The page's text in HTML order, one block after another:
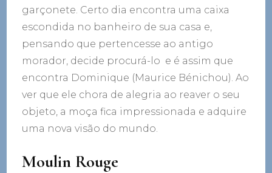
garçonete. Certo dia encontra uma caixa
escondida no banheiro de sua casa e,
pensando que pertencesse ao antigo
morador, decide procurá-lo ­ e é assim que
encontra Dominique (Maurice Bénichou). Ao
ver que ele chora de alegria ao reaver o seu
objeto, a moça fica impressionada e adquire
uma nova visão do mundo.
Moulin Rouge